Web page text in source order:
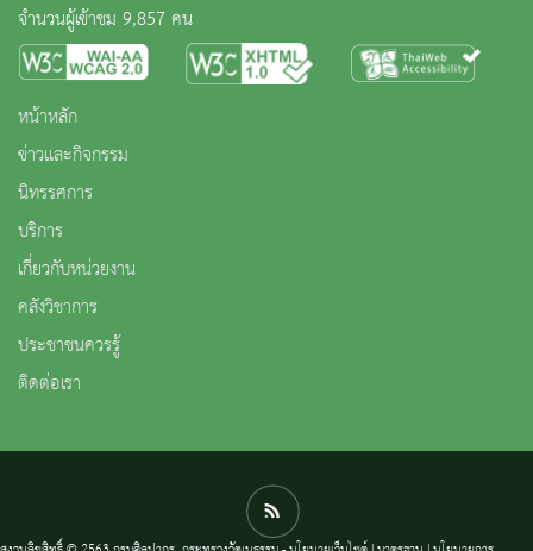
จำนวนผู้เข้าชม 9,857 คน
หน้าหลัก
ข่าวและกิจกรรม
นิทรรศการ
บริการ
เกี่ยวกับหน่วยงาน
คลังวิชาการ
ประชาชนควรรู้
ติดต่อเรา